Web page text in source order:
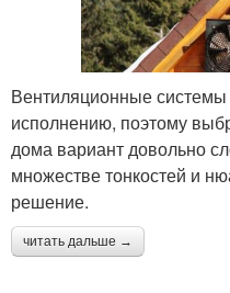
Вентиляционные
исполнению, поэтому
дома вариант довольно
множестве тонкостей и
решение.
читать дальше →